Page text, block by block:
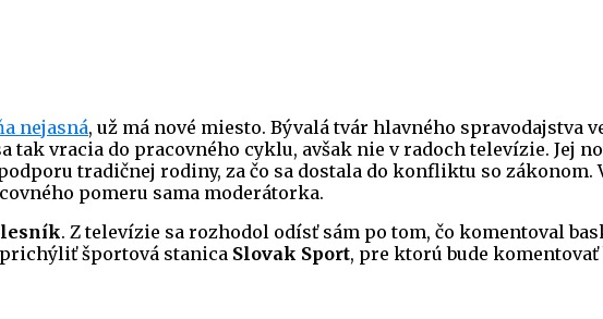
nejasná, už má nové miesto. Bývalá tvár hlavného spravodajstva
tak vracia do pracovného cyklu, avšak nie v radoch televízie. Jej
tradičnej rodiny, za čo sa dostala do konfliktu so
pomeru sama moderátorka.
. Z televízie sa rozhodol odísť sám po tom, čo komentoval
športová stanica Slovak Sport, pre ktorú bude